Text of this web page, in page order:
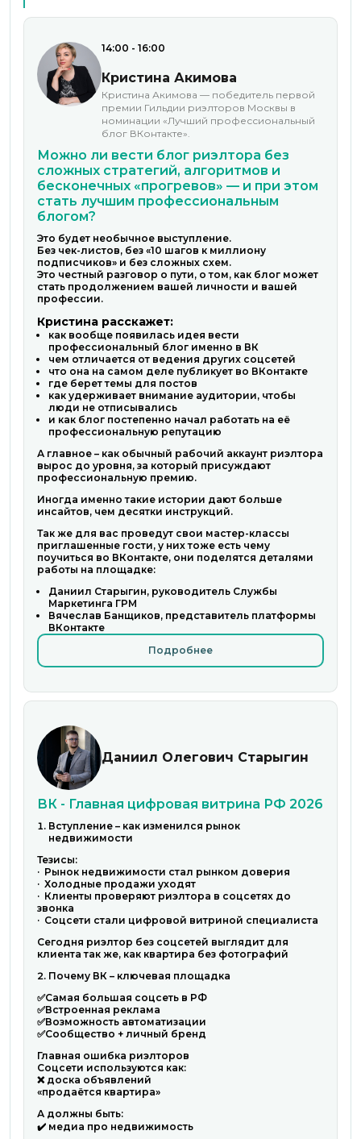
14:00 - 16:00
Кристина Акимова
Кристина Акимова — победитель первой
премии Гильдии риэлторов Москвы в
номинации «Лучший профессиональный
блог ВКонтакте».
Можно ли вести блог риэлтора без
сложных стратегий, алгоритмов и
бесконечных «прогревов» — и при этом
стать лучшим профессиональным
блогом?
Это будет необычное выступление.
Без чек-листов, без «10 шагов к миллиону
подписчиков» и без сложных схем.
Это честный разговор о пути, о том, как блог может
стать продолжением вашей личности и вашей
профессии.
Кристина расскажет:
как вообще появилась идея вести
профессиональный блог именно в ВК
чем отличается от ведения других соцсетей
что она на самом деле публикует во ВКонтакте
где берет темы для постов
как удерживает внимание аудитории, чтобы
люди не отписывались
и как блог постепенно начал работать на её
профессиональную репутацию
А главное – как обычный рабочий аккаунт риэлтора
вырос до уровня, за который присуждают
профессиональную премию.
Иногда именно такие истории дают больше
инсайтов, чем десятки инструкций.
Так же для вас проведут свои мастер-классы
приглашенные гости, у них тоже есть чему
поучиться во ВКонтакте, они поделятся деталями
работы на площадке:
Даниил Старыгин, руководитель Службы
Маркетинга ГРМ
Вячеслав Банщиков, представитель платформы
ВКонтакте
Подробнее
Даниил Олегович Старыгин
ВК - Главная цифровая витрина РФ 2026
Вступление – как изменился рынок
недвижимости
Тезисы:
· Рынок недвижимости стал рынком доверия
· Холодные продажи уходят
· Клиенты проверяют риэлтора в соцсетях до
звонка
· Соцсети стали цифровой витриной специалиста
Сегодня риэлтор без соцсетей выглядит для
клиента так же, как квартира без фотографий
Почему ВК – ключевая площадка
✅Самая большая соцсеть в РФ
✅Встроенная реклама
✅Возможность автоматизации
✅Сообщество + личный бренд
Главная ошибка риэлторов
Соцсети используются как:
❌ доска объявлений
«продаётся квартира»
А должны быть:
✔️ медиа про недвижимость